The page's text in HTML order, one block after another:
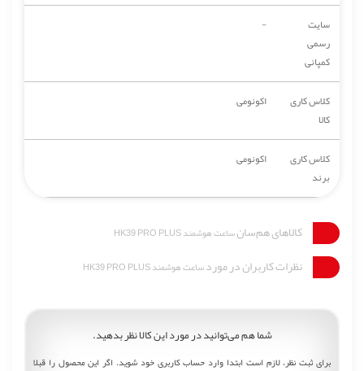
سایت
رسمی
کمپانی
-
کلاس کاری
کالا
اکونومی
کلاس کاری
برند
اکونومی
کالاهای هم‌سانساعت هوشمند HK39 PRO PLUS
نظرات کاربران در موردساعت هوشمند HK39 PRO PLUS
شما هم می‌توانید در مورد این کالا نظر بدهید.
برای ثبت نظر، لازم است ابتدا وارد حساب کاربری خود شوید. اگر این محصول را قبلا